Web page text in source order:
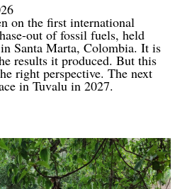
on the first international
out of fossil fuels, held
Santa Marta, Colombia. It is
results it produced. But this
right perspective. The next
in Tuvalu in 2027.